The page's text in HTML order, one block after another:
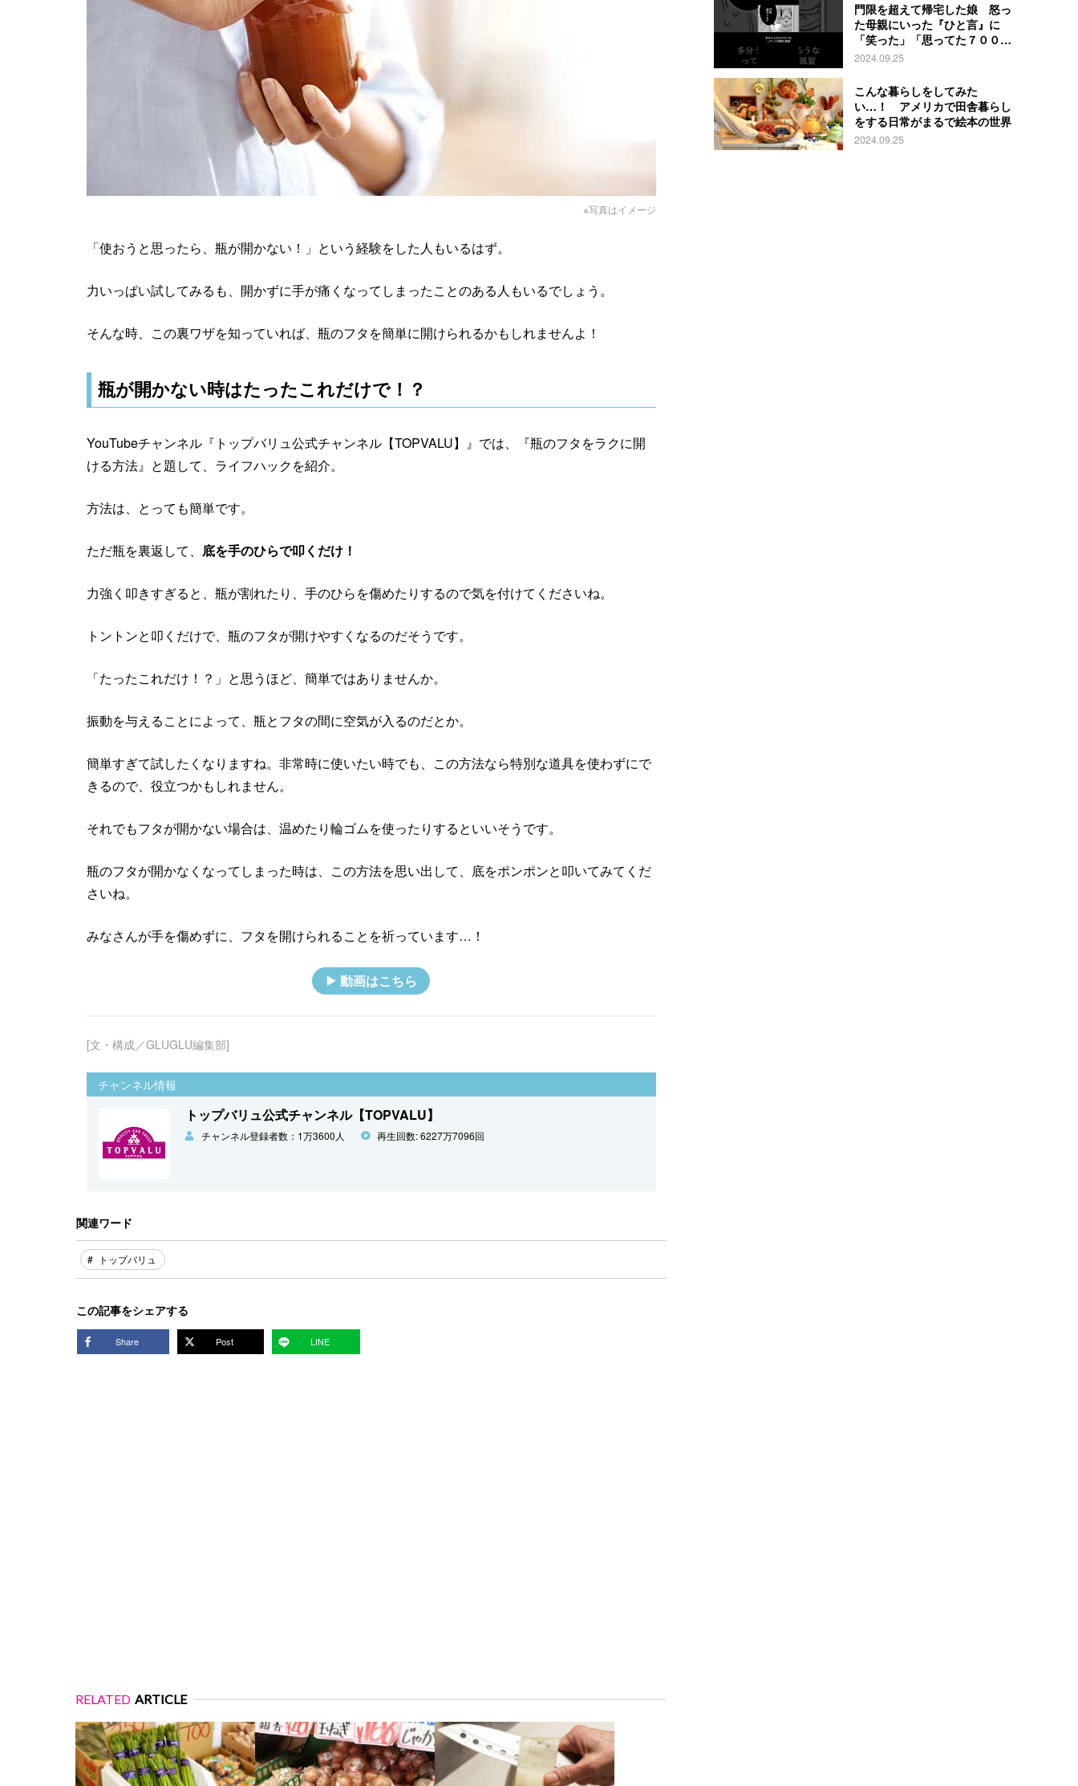
※写真はイメージ
「使おうと思ったら、瓶が開かない！」という経験をした人もいるはず。
力いっぱい試してみるも、開かずに手が痛くなってしまったことのある人もいるでしょう。
そんな時、この裏ワザを知っていれば、瓶のフタを簡単に開けられるかもしれませんよ！
瓶が開かない時はたったこれだけで！？
YouTubeチャンネル『トップバリュ公式チャンネル【TOPVALU】』では、『瓶のフタをラクに開
ける方法』と題して、ライフハックを紹介。
方法は、とっても簡単です。
ただ瓶を裏返して、 底を手のひらで叩くだけ！
力強く叩きすぎると、瓶が割れたり、手のひらを傷めたりするので気を付けてくださいね。
トントンと叩くだけで、瓶のフタが開けやすくなるのだそうです。
「たったこれだけ！？」と思うほど、簡単ではありませんか。
振動を与えることによって、瓶とフタの間に空気が入るのだとか。
簡単すぎて試したくなりますね。非常時に使いたい時でも、この方法なら特別な道具を使わずにで
きるので、役立つかもしれません。
それでもフタが開かない場合は、温めたり輪ゴムを使ったりするといいそうです。
瓶のフタが開かなくなってしまった時は、この方法を思い出して、底をポンポンと叩いてみてくだ
さいね。
みなさんが手を傷めずに、フタを開けられることを祈っています…！
動画はこちら
[文・構成／GLUGLU編集部]
チャンネル情報
トップバリュ公式チャンネル【TOPVALU】
チャンネル登録者数：1万3600人 再生回数: 6227万7096回
関連ワード
トップバリュ
この記事をシェアする
Share Post LINE
RELATED ARTICLE
門限を超えて帰宅した娘 怒っ
た母親にいった『ひと言』に
「笑った」「思ってた７００倍
特殊」
2024.09.25
こんな暮らしをしてみた
い…！ アメリカで田舎暮らし
をする日常がまるで絵本の世界
2024.09.25